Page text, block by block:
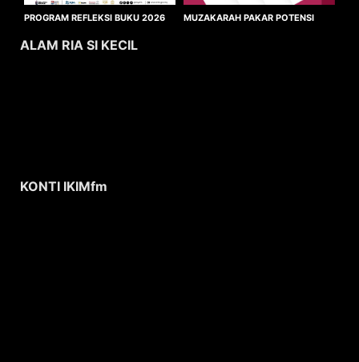
PROGRAM REFLEKSI BUKU 2026
MUZAKARAH PAKAR POTENSI
ALAM RIA SI KECIL
KONTI IKIMfm